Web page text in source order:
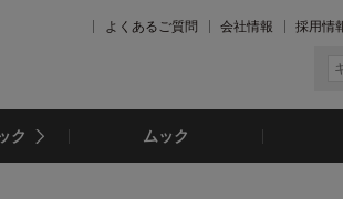
よくあるご質問 会社情報 採用情
ク ムック